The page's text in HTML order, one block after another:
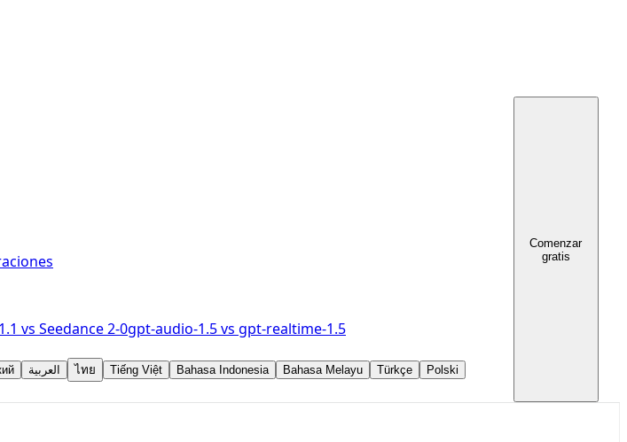
vs Seedance 2-0gpt-audio-1.5vs gpt-realtime-1.5
العربية ไทย Tiếng Việt Bahasa Indonesia Bahasa Melayu Türkçe
Polski
Comenzar
gratis